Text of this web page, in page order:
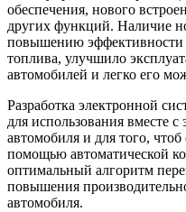
обеспечения, нового
других функций. Наличие
повышению эффективности
топлива, улучшило
автомобилей и легко его
Разработка электронной
для использования вместе
автомобиля и для того,
помощью автоматической
оптимальный алгоритм
повышения
автомобиля.